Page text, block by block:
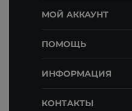
МОЙ АККАУНТ
ПОМОЩЬ
ИНФОРМАЦИЯ
КОНТАКТЫ